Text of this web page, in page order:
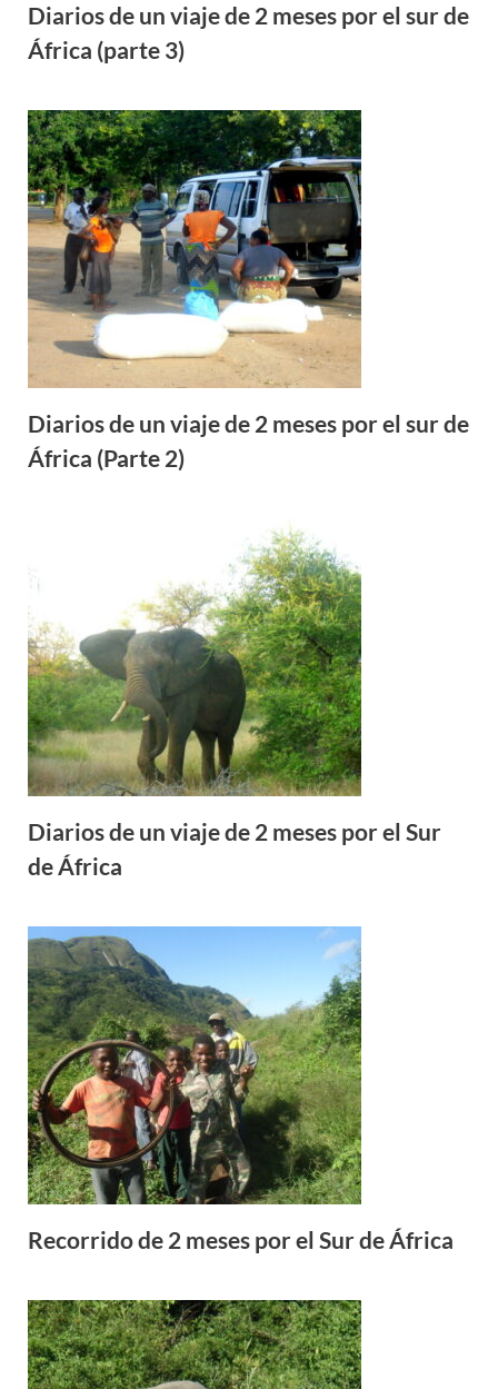
Diarios de un viaje de 2 meses por el sur de
África (parte 3)
Diarios de un viaje de 2 meses por el sur de
África (Parte 2)
Diarios de un viaje de 2 meses por el Sur
de África
Recorrido de 2 meses por el Sur de África